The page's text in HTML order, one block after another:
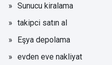
Sunucu kiralama
takipci satın al
Eşya depolama
evden eve nakliyat